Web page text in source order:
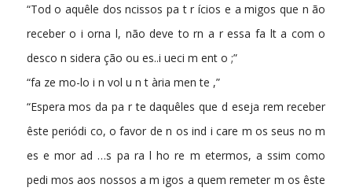
“Tod o aquêle dos ncissos pa t r ícios e a migos que n ão
receber o i orna l, não deve to rn a r essa fa lt a com o
desco n sidera ção ou es..i ueci m ent o ;”
“fa ze mo-lo i n vol u n t ària men te ,”
“Espera mos da pa r te daquêles que d eseja rem receber
êste periódi co, o favor de n os ind i care m os seus no­ m
es e mor ad …s pa ra l ho re m etermos, a ssim como
pedi mos aos nossos a m igos a quem remeter m os êste